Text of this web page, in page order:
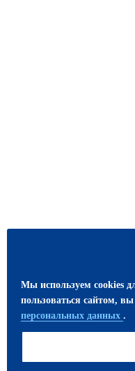
Мы используем cookies
пользоваться сайтом, вы
персональных данных .